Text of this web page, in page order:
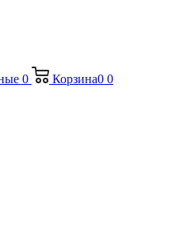
0 Корзина0 0